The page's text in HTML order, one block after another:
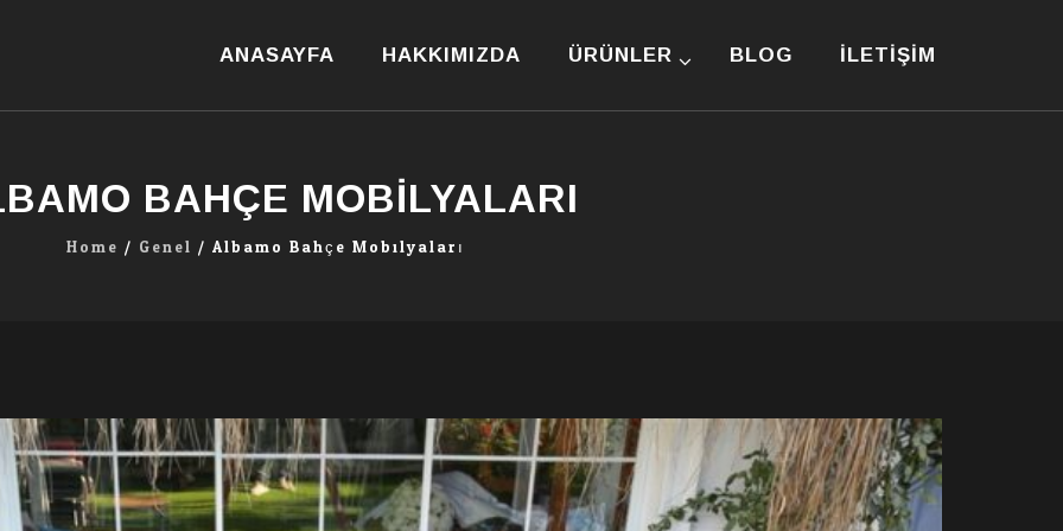
content
ANASAYFA HAKKIMIZDA ÜRÜNLER BLOG İLETIŞIM
BAHÇE MOBILYALARI
Home / Genel / Albamo Bahçe Mobilyaları